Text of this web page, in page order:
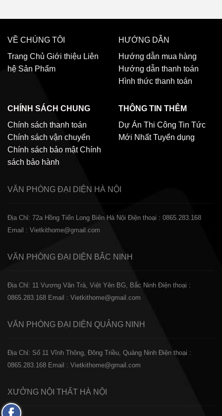
VỀ CHÚNG TÔI
Trang Chủ Giới thiệu Liên
hệ Sản Phẩm
HƯỚNG DẪN
Hướng dẫn mua hàng
Hướng dẫn thanh toán
Hình thức thanh toán
CHÍNH SÁCH CHUNG
Chính sách thanh toán
Chính sách vận chuyển
Chính sách bảo mật Chính
sách bảo hành
THÔNG TIN THÊM
Dự Án Thi Công Tin Tức
Mới Nhất Tuyển dụng
VĂN PHÒNG ĐẠI DIỆN HÀ NỘI
Địa Chỉ: 72a Hồng Tiến Long Biên Hà Nội Điện thoại : 0865.283.168
Email : Vietkithome@gmail.com
VĂN PHÒNG ĐẠI DIỆN BẮC NINH
Địa Chỉ: 11 Vương Văn Trà, Việt Yên BG, Bắc Ninh Điện thoại :
0865.283.168 Email : Vietkithome@gmail.com
VĂN PHÒNG ĐẠI DIỆN QUẢNG NINH
Địa Chỉ: Số 11 Vĩnh Thông, Đông Triều, Quảng Ninh Điện thoại :
0865.283.168 Email : Vietkithome@gmail.com
XƯỞNG NỘI THẤT HÀ NỘI
Fanpage